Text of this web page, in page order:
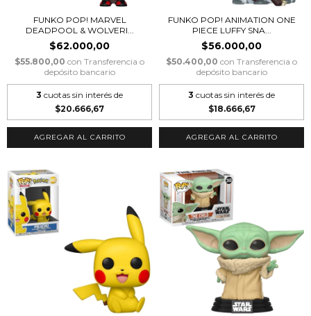
FUNKO POP! MARVEL
DEADPOOL & WOLVERI...
$62.000,00
$55.800,00 con Transferencia o
depósito bancario
3 cuotas sin interés de
$20.666,67
FUNKO POP! ANIMATION ONE
PIECE LUFFY SNA...
$56.000,00
$50.400,00 con Transferencia o
depósito bancario
3 cuotas sin interés de
$18.666,67